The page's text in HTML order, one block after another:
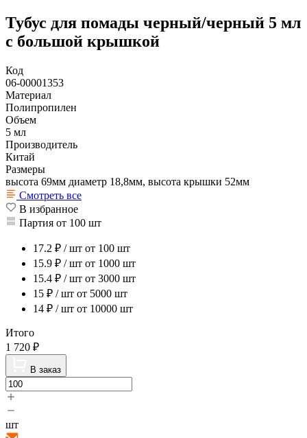
Тубус для помады черный/черный 5 мл
с большой крышкой
Код
06-00001353
Материал
Полипропилен
Объем
5 мл
Производитель
Китай
Размеры
высота 69мм диаметр 18,8мм, высота крышки 52мм
Смотреть все
В избранное
Партия от 100 шт
17.2 ₽ / шт от 100 шт
15.9 ₽ / шт от 1000 шт
15.4 ₽ / шт от 3000 шт
15 ₽ / шт от 5000 шт
14 ₽ / шт от 10000 шт
Итого
1 720 ₽
В заказ
шт